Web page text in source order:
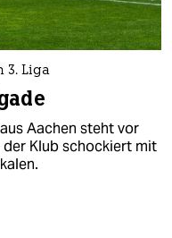
3. Liga
Aachen steht vor
Klub schockiert mit